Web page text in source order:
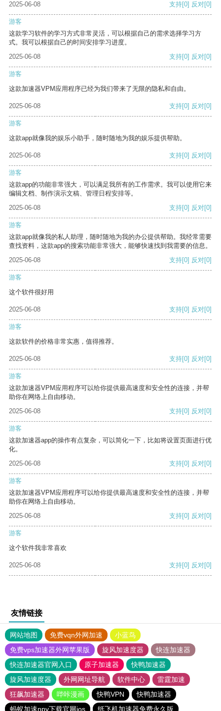
2025-06-08 支持[0] 反对[0]
游客
这款学习软件的学习方式非常灵活，可以根据自己的需求选择学习方
式。我可以根据自己的时间安排学习进度。
2025-06-08
支持[0] 反对[0]
游客
这款加速器VPM应用程序已经为我们带来了无限的隐私和自由。
2025-06-08 支持[0] 反对[0]
游客
这款app就像我的娱乐小助手，随时随地为我的娱乐提供帮助。
2025-06-08 支持[0] 反对[0]
游客
这款app的功能非常强大，可以满足我所有的工作需求。我可以使用它来
编辑文档、制作演示文稿、管理日程安排等。
2025-06-08
支持[0] 反对[0]
游客
这款app就像我的私人助理，随时随地为我的办公提供帮助。我经常需要
查找资料，这款app的搜索功能非常强大，能够快速找到我需要的信息。
2025-06-08
支持[0] 反对[0]
游客
这个软件很好用
2025-06-08 支持[0] 反对[0]
游客
这款软件的价格非常实惠，值得推荐。
2025-06-08 支持[0] 反对[0]
游客
这款加速器VPM应用程序可以给你提供最高速度和安全性的连接，并帮
助你在网络上自由移动。
2025-06-08
支持[0] 反对[0]
游客
这款加速器app的操作有点复杂，可以简化一下，比如将设置页面进行优
化。
2025-06-08
支持[0] 反对[0]
游客
这款加速器VPM应用程序可以给你提供最高速度和安全性的连接，并帮
助你在网络上自由移动。
2025-06-08
支持[0] 反对[0]
游客
这个软件我非常喜欢
2025-06-08 支持[0] 反对[0]
友情链接
网站地图 免费vqn外网加速
小蓝鸟
免费vps加速器外网苹果版
旋风加速度器
快连加速器
快连加速器官网入口
原子加速器
快鸭加速器
旋风加速度器
外网网址导航 软件中心
雷霆加速
狂飙加速器
哔咔漫画 快鸭VPN
快鸭加速器
蚂蚁加速npv下载官网ios
纸飞机加速器免费永久版